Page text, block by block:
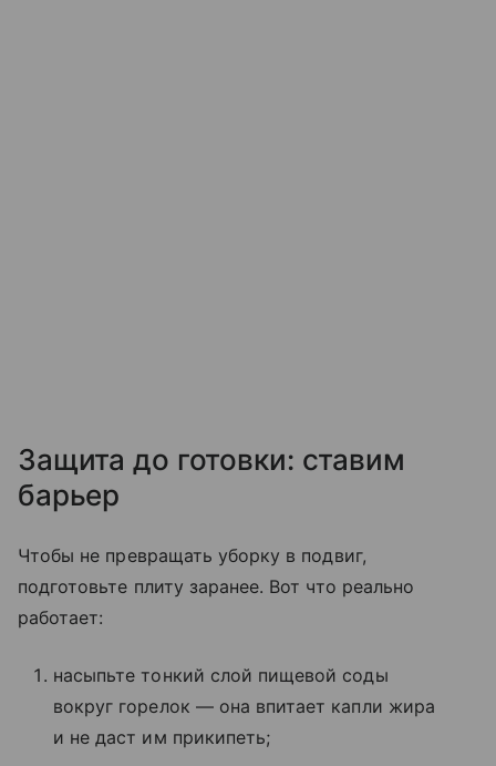
Защита до готовки: ставим
барьер
Чтобы не превращать уборку в подвиг,
подготовьте плиту заранее. Вот что реально
работает:
насыпьте тонкий слой пищевой соды
вокруг горелок — она впитает капли жира
и не даст им прикипеть;